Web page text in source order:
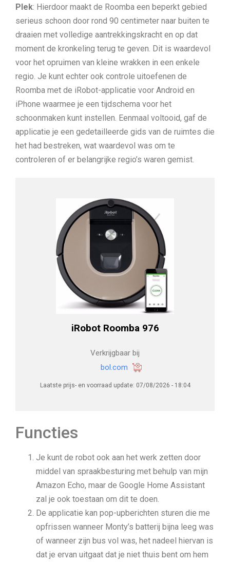
Plek: Hierdoor maakt de Roomba een beperkt gebied
serieus schoon door rond 90 centimeter naar buiten te
draaien met volledige aantrekkingskracht en op dat
moment de kronkeling terug te geven. Dit is waardevol
voor het opruimen van kleine wrakken in een enkele
regio. Je kunt echter ook controle uitoefenen de
Roomba met de iRobot-applicatie voor Android en
iPhone waarmee je een tijdschema voor het
schoonmaken kunt instellen. Eenmaal voltooid, gaf de
applicatie je een gedetailleerde gids van de ruimtes die
het had bestreken, wat waardevol was om te
controleren of er belangrijke regio’s waren gemist.
iRobot Roomba 976
Verkrijgbaar bij
bol.com
Laatste prijs- en voorraad update: 07/08/2026 - 18:04
Functies
Je kunt de robot ook aan het werk zetten door
middel van spraakbesturing met behulp van mijn
Amazon Echo, maar de Google Home Assistant
zal je ook toestaan ​​om dit te doen.
De applicatie kan pop-upberichten sturen die me
opfrissen wanneer Monty’s batterij bijna leeg was
of wanneer zijn bus vol was, het nadeel hiervan is
dat je ervan uitgaat dat je niet thuis bent om hem